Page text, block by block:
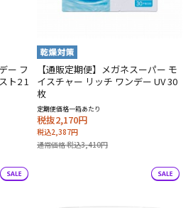
ー フ
ト2 1
【通販定期便】メガネスーパー モ
イスチャー リッチ ワンデー UV 30
枚
定期便価格一箱あたり
税抜2,170円
税込2,387円
通常価格 税込3,410円